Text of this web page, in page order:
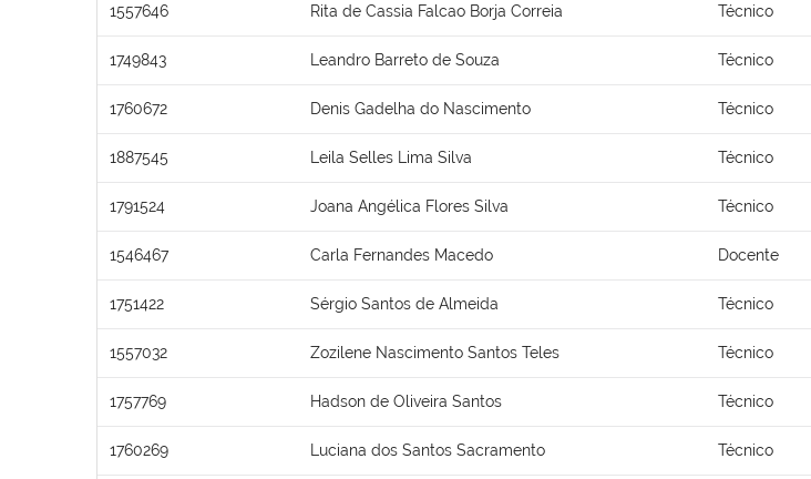
1557646 Rita de Cassia Falcao Borja Correia Técnico
1749843 Leandro Barreto de Souza Técnico
1760672 Denis Gadelha do Nascimento Técnico
1887545 Leila Selles Lima Silva Técnico
1791524 Joana Angélica Flores Silva Técnico
1546467 Carla Fernandes Macedo Docente
1751422 Sérgio Santos de Almeida Técnico
1557032 Zozilene Nascimento Santos Teles Técnico
1757769 Hadson de Oliveira Santos Técnico
1760269 Luciana dos Santos Sacramento Técnico